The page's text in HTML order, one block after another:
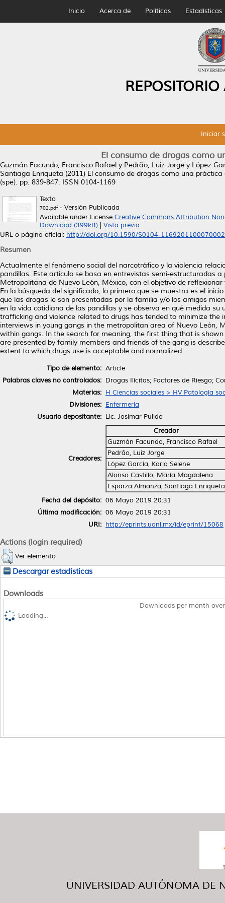
Inicio Acerca de Políticas Estadísticas
Iniciar
El consumo de drogas como
Guzmán Facundo, Francisco Rafael y Pedrão, Luiz Jorge y López
Santiaga Enriqueta (2011) El consumo de drogas como una
(spe). pp. 839-847. ISSN 0104-1169
Texto
702.pdf- Versión Publicada
Available under License Creative Commons Attribution
Download (399kB)
Vista previa
URL o página oficial: http://doi.org/10.1590/S0104-
Resumen
Actualmente el fenómeno social del narcotráfico y la violencia
pandillas. Este artículo se basa en entrevistas semi-estructuradas
Metropolitana de Nuevo León, México, con el objetivo de
En la búsqueda del significado, lo primero que se muestra es el
que las drogas le son presentadas por la familia y/o los amigos
en la vida cotidiana de las pandillas y se observa en qué medida
trafficking and violence related to drugs has tended to minimize
interviews in young gangs in the metropolitan area of Nuevo
within gangs. In the search for meaning, the first thing that is
are presented by family members and friends of the gang is
extent to which drugs use is acceptable and normalized.
Tipo de elemento: Article
Palabras claves no controlados: Drogas Ilícitas; Factores de Riesgo;
Materias: H Ciencias sociales > HV Patología
Divisiones: Enfermería
Usuario depositante: Lic. Josimar Pulido
Creadores:
Creador
Guzmán Facundo, Francisco Rafael
Pedrão, Luiz Jorge
López García, Karla Selene
Alonso Castillo, María Magdalena
Esparza Almanza, Santiaga Enriqueta
Fecha del depósito: 06 Mayo 2019 20:31
Última modificación: 06 Mayo 2019 20:31
URI: http://eprints.uanl.mx/id/eprint/15068
Actions (login required)
Ver elemento
Descargar estadísticas
Downloads
Downloads per month
Loading...
UNIVERSIDAD AUTÓNOMA DE